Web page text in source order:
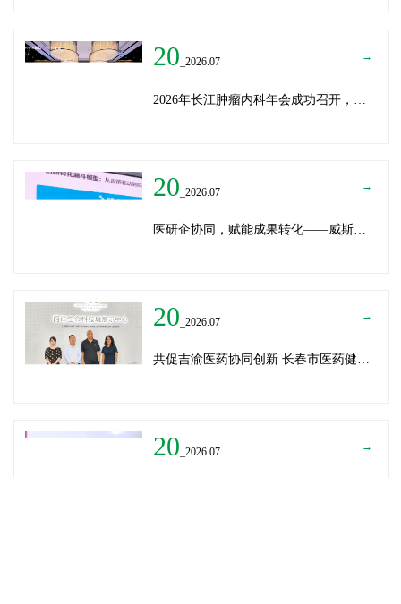
20 _2026.07 →
20 _2026.07 →
20 _2026.07 →
共促吉渝医药协同创新 长春市医药健康局与威斯腾生物走访重庆两江生命科技城
20 _2026.07 →